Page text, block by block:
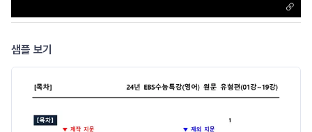
샘플 보기